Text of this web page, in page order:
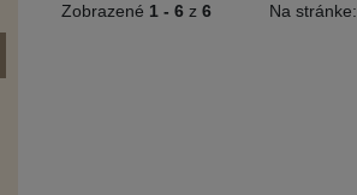
Zobrazené 1 - 6 z 6 Na stránke: